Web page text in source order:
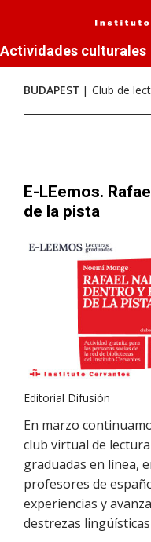
Actividades culturales
BUDAPEST Club de
E-LEemos.
de la pista
Editorial Difusión
En marzo
club virtual de
graduadas en línea,
profesores de
experiencias y
destrezas